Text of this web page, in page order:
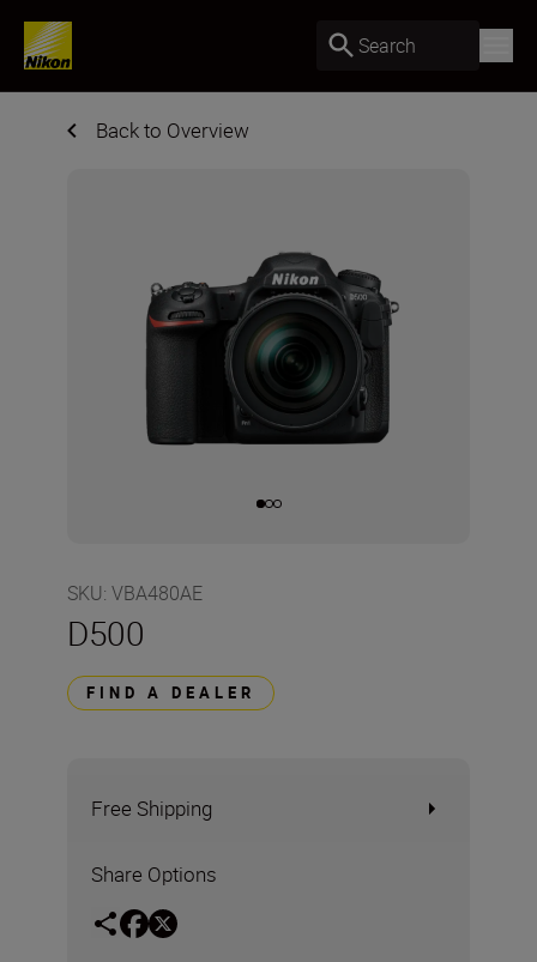
Search
Back to Overview
SKU: VBA480AE
D500
FIND A DEALER
Free Shipping
Share Options